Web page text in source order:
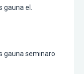
el.
gauna seminaro